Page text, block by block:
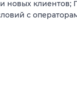
Гороскопы
новых
с